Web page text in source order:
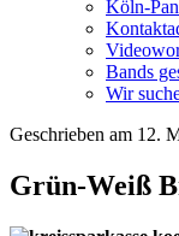
Köln-
Bands
Wir
Geschrieben am 12.
Grün-Weiß